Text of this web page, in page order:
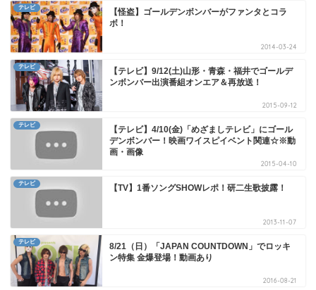
テレビ
【怪盗】ゴールデンボンバーがファンタとコラ
ボ！
2014-03-24
テレビ
【テレビ】9/12(土)山形・青森・福井でゴールデ
ンボンバー出演番組オンエア＆再放送！
2015-09-12
テレビ
【テレビ】4/10(金)「めざましテレビ」にゴール
デンボンバー！映画ワイスピイベント関連☆※動
画・画像
2015-04-10
テレビ 【TV】1番ソングSHOWレポ！研二生歌披露！
2013-11-07
テレビ
8/21（日）「JAPAN COUNTDOWN」でロッキ
ン特集 金爆登場！動画あり
2016-08-21